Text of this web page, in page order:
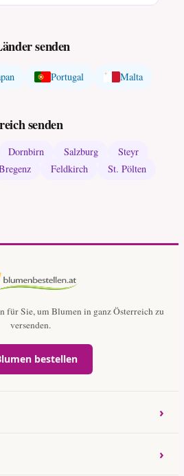
senden
Portugal Malta
senden
Dornbirn Salzburg
Steyr
Feldkirch St. Pölten
für Sie, um Blumen in ganz Österreich zu
versenden.
bestellen
›
›